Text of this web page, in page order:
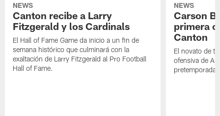
NEWS
Canton recibe a Larry
Fitzgerald y los Cardinals
El Hall of Fame Game da inicio a un fin de
semana histórico que culminará con la
exaltación de Larry Fitzgerald al Pro Football
Hall of Fame.
NEWS
Carson
primera
Canton
El novato de
ofensiva de
pretemporada